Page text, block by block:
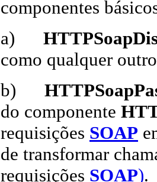
componentes
a)
como qualquer
b)
do componente
requisições SOAP
de transformar
requisições SOAP).